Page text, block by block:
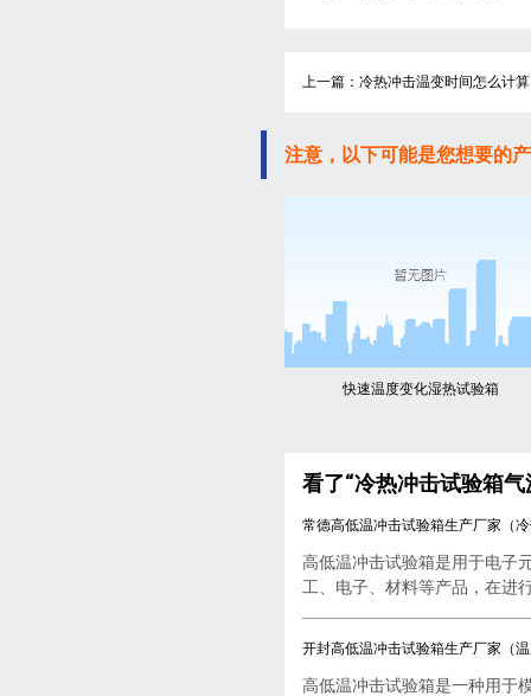
上一篇：冷热冲击温变时间怎么计
注意，以下可能是您想要的
快速温度变化湿热试验箱
看了“冷热冲击试验箱
常德高低温冲击试验箱生产厂家（
高低温冲击试验箱是用于电子
工、电子、材料等产品，在进
开封高低温冲击试验箱生产厂家（
高低温冲击试验箱是一种用于